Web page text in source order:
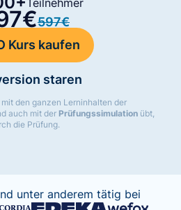
597€
Kurs kaufen
staren
den ganzen Lerninhalten der
auch mit der Prüfungssimulation übt,
die Prüfung.
unter anderem tätig bei